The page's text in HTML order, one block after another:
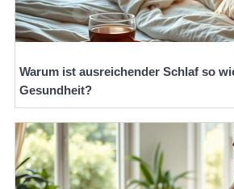
Warum ist ausreichender Schlaf so
Gesundheit?